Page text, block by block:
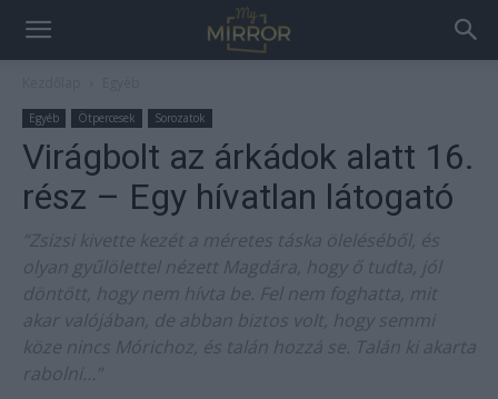
Egyéb Ötpercesek Sorozatok
Virágbolt az árkádok alatt 16.
rész – Egy hívatlan látogató
“Zsizsi kivette kezét a méretes táska öleléséből, és
olyan gyűlölettel nézett Magdára, hogy ő tudta, jól
döntött, hogy nem hívta be. Fel nem foghatta, mit
akar valójában, de abban biztos volt, hogy semmi
köze nincs Mórichoz, és talán hozzá se. Talán ki akarta
rabolni…”